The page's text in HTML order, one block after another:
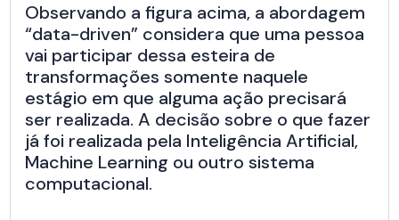
Observando a figura acima, a abordagem
“data-driven” considera que uma pessoa
vai participar dessa esteira de
transformações somente naquele
estágio em que alguma ação precisará
ser realizada. A decisão sobre o que fazer
já foi realizada pela Inteligência Artificial,
Machine Learning ou outro sistema
computacional.